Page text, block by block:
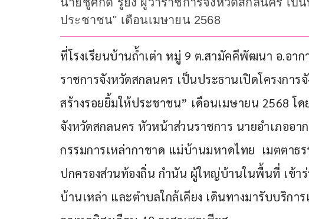
ประชาชน" เดือนเมษายน 2568
ที่โรงเรียนบ้านถ้ำเต่า หมู่ 9 ต.สามัคคีพัฒนา อ.อา
ราชการจังหวัดสกลนคร เป็นประธานเปิดโครงกา
สร้างรอยยิ้มให้ประชาชน” เดือนเมษายน 2568 โ
จังหวัดสกลนคร หัวหน้าส่วนราชการ นายอำเภออ
กรรมการเหล่ากาชาด แม่บ้านมหาดไทย  เมตตา
ปกครองส่วนท้องถิ่น กำนัน ผู้ใหญ่บ้านในพื้นที่ เข้า
บ้านเหล่า และตำบลใกล้เคียง เดินทางมารับบริกา